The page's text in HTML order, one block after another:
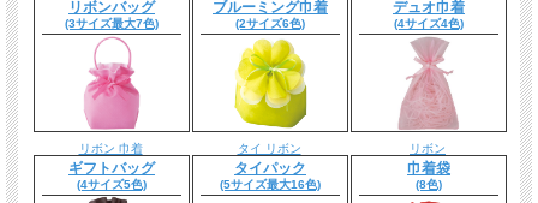
リボンバッグ
(3サイズ最大7色)
ブルーミング巾着
(2サイズ6色)
デュオ巾着
(4サイズ4色)
リボン 巾着
ギフトバッグ
(4サイズ5色)
タイ リボン
タイパック
(5サイズ最大16色)
リボン
巾着袋
(8色)